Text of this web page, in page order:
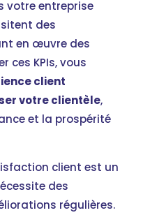
votre entreprise
des
en œuvre des
ces KPIs, vous
client
votre clientèle,
et la prospérité
client est un
des
régulières.